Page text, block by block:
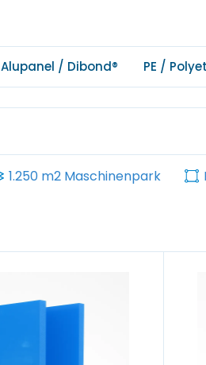
Alupanel / Dibond® PE /
1.250 m2 Maschinenpark